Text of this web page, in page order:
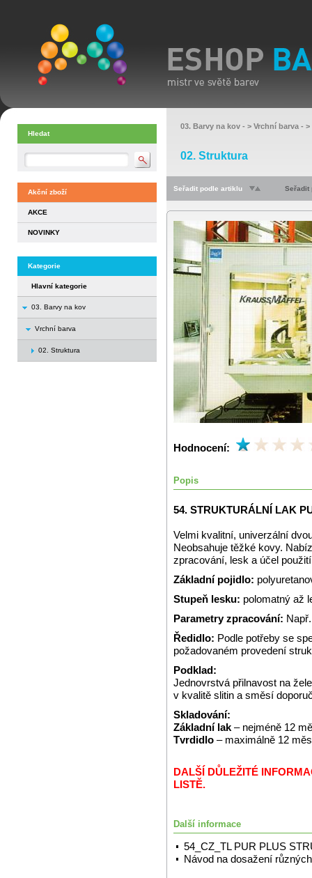
Hledat
Akční zboží
AKCE
NOVINKY
Kategorie
Hlavní kategorie
03. Barvy na kov
Vrchní barva
02. Struktura
03. Barvy na kov - > Vrchní barva - >
02. Struktura
Seřadit podle artiklu Seřadit
Hodnocení:
Popis
54. STRUKTURÁLNÍ LAK
Velmi kvalitní, univerzální
Neobsahuje těžké kovy.
zpracování, lesk a účel
Základní pojidlo:
Stupeň lesku: polomatný až
Parametry zpracování:
Ředidlo: Podle potřeby se
požadovaném provedení
Podklad:
Jednovrstvá přilnavost na
v kvalitě slitin a směsí
Skladování:
Základní lak – nejméně 12
Tvrdidlo – maximálně 12
DALŠÍ DŮLEŽITÉ
LISTĚ.
Další informace
54_CZ_TL PUR PLUS
Návod na dosažení